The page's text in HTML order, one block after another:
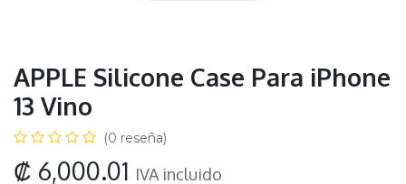
APPLE Silicone Case Para iPhone
13 Vino
(0 reseña)
₡ 6,000.01 IVA incluido